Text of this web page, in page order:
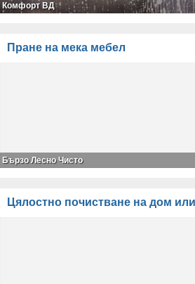
Комфорт ВД
Пране на мека мебел
Бързо Лесно Чисто
Цялостно почистване на дом